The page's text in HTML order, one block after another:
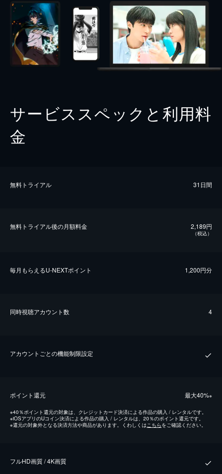
サービススペックと利用料
金
無料トライアル 31日間
無料トライアル後の⽉額料金 2,189円
（税込）
毎⽉もらえるU-NEXTポイント 1,200円分
同時視聴アカウント数 4
アカウントごとの機能制限設定
ポイント還元 最⼤40%※
※40％ポイント還元の対象は、クレジットカード決済による作品の購入 / レンタルです。
※iOSアプリのUコイン決済による作品の購入 / レンタルは、20％のポイント還元です。
※還元の対象外となる決済方法や商品があります。くわしくはこちらをご確認ください。
フルHD画質 / 4K画質